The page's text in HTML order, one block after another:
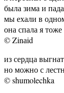
была зима и
мы ехали в
она спала я тоже
© Zinаid
из сердца
но можно с
© shumolechka